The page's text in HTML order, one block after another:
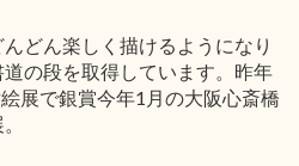
どん楽しく描けるようになり
の段を取得しています。昨年
展で銀賞今年1月の大阪心斎橋